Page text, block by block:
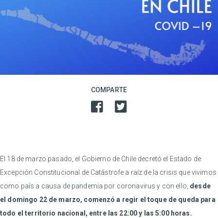
COMPARTE
El 18 de marzo pasado, el Gobierno de Chile decretó el Estado de
Excepción Constitucional de Catástrofe a raíz de la crisis que vivimos
como país a causa de pandemia por coronavirus y con ello, desde
el domingo 22 de marzo, comenzó a regir el toque de queda para
todo el territorio nacional, entre las 22:00 y las 5:00 horas.